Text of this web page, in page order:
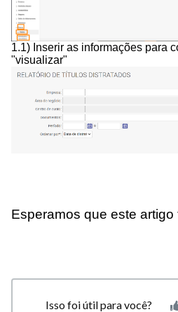
1.1) Inserir as informações para
"visualizar"
Esperamos que este
Isso foi útil para você?